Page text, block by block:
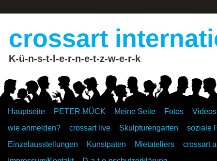
crossart
K-ü-n-s-t-l-e-r-n-e-t-z-w-e-r-k
Hauptseite PETER MÜCK Meine Seite Fotos
Videos
wie anmelden?
crossart live Skulpturengarten
soziale
Einzelausstellungen
Kunstpaten Mietateliers
crossart